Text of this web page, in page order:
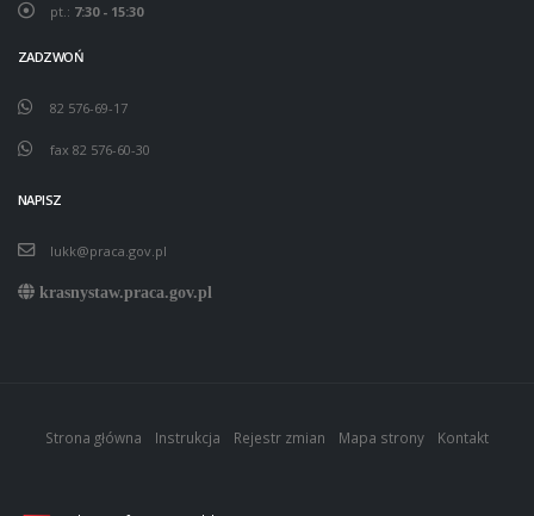
pt.: 7:30 - 15:30
ZADZWOŃ
82 576-69-17
fax 82 576-60-30
NAPISZ
lukk@praca.gov.pl
krasnystaw.praca.gov.pl
Strona główna Instrukcja Rejestr zmian Mapa strony Kontakt